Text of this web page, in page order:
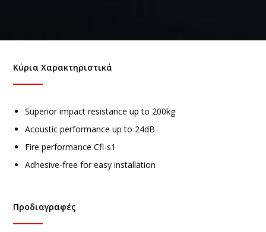
Κύρια Χαρακτηριστικά
Superior impact resistance up to 200kg
Acoustic performance up to 24dB
Fire performance Cfl-s1
Adhesive-free for easy installation
Προδιαγραφές